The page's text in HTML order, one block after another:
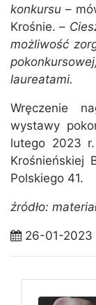
konkursu –
Krośnie. –
możliwość
laureatami.
Wręczenie
wystawy
lutego 2023
Krośnieńskiej
Polskiego 41.
źródło:
26-01-2023